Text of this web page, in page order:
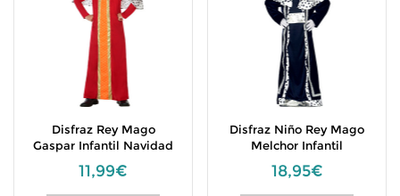
Disfraz Rey Mago
Gaspar Infantil Navidad
11,99€
Disfraz Niño Rey Mago
Melchor Infantil
18,95€